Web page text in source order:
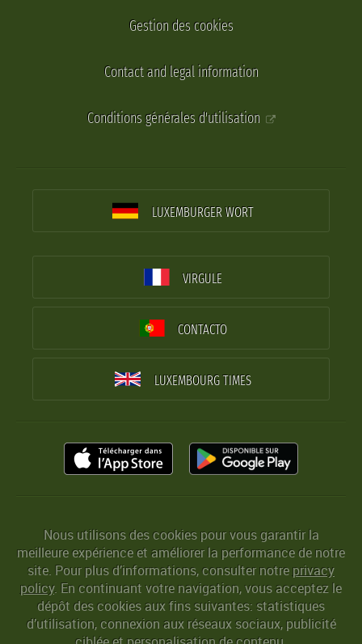
Gestion des cookies
Contact and legal information
Conditions générales d'utilisation
LUXEMBURGER WORT
VIRGULE
CONTACTO
LUXEMBOURG TIMES
Nous utilisons des cookies pour vous garantir la
meilleure expérience et améliorer la performance de notre
site. Pour plus d’informations, consulter notreprivacy
policy. En continuant votre navigation, vous acceptez le
dépôt des cookies aux fins suivantes: statistiques
d’utilisation, connexion aux réseaux sociaux, publicité